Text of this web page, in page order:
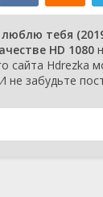
тебя
HD 1080
сайта Hdrezka
не забудьте